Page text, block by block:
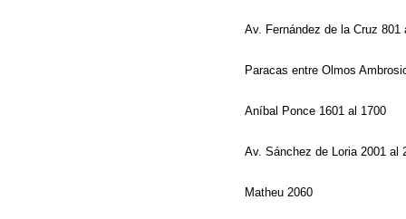
Av. Fernández de la Cruz
Paracas entre Olmos
Aníbal Ponce 1601 al 1700
Av. Sánchez de Loria 2001 al
Matheu 2060